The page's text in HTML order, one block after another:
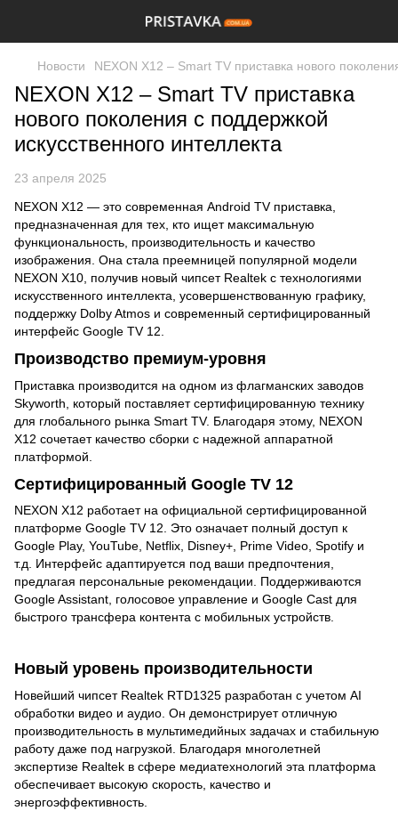
Новости NEXON X12 – Smart TV приставка нового
NEXON X12 – Smart TV приставка
нового поколения с поддержкой
искусственного интеллекта
23 апреля 2025
NEXON X12 — это современная Android TV приставка,
предназначенная для тех, кто ищет максимальную
функциональность, производительность и качество
изображения. Она стала преемницей популярной модели
NEXON X10, получив новый чипсет Realtek с технологиями
искусственного интеллекта, усовершенствованную графику,
поддержку Dolby Atmos и современный сертифицированный
интерфейс Google TV 12.
Производство премиум-уровня
Приставка производится на одном из флагманских заводов
Skyworth, который поставляет сертифицированную технику
для глобального рынка Smart TV. Благодаря этому, NEXON
X12 сочетает качество сборки с надежной аппаратной
платформой.
Сертифицированный Google TV 12
NEXON X12 работает на официальной сертифицированной
платформе Google TV 12. Это означает полный доступ к
Google Play, YouTube, Netflix, Disney+, Prime Video, Spotify и
т.д. Интерфейс адаптируется под ваши предпочтения,
предлагая персональные рекомендации. Поддерживаются
Google Assistant, голосовое управление и Google Cast для
быстрого трансфера контента с мобильных устройств.
Новый уровень производительности
Новейший чипсет Realtek RTD1325 разработан с учетом AI
обработки видео и аудио. Он демонстрирует отличную
производительность в мультимедийных задачах и стабильную
работу даже под нагрузкой. Благодаря многолетней
экспертизе Realtek в сфере медиатехнологий эта платформа
обеспечивает высокую скорость, качество и
энергоэффективность.